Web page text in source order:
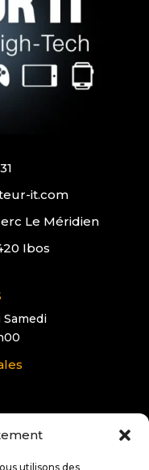
utilisons des
it.com
Le Méridien
Ibos
sur